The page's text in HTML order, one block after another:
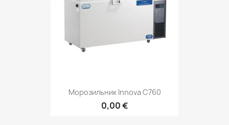
Морозильник Innova C760
0,00 €